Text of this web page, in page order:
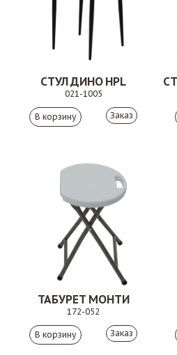
СТУЛ ДИНО HPL
021-1005
Заказ
ТАБУРЕТ МОНТИ
172-052
Заказ